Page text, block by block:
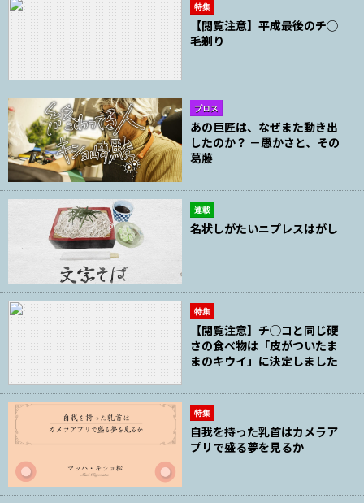
特集
【閲覧注意】平成最後のチ◯
毛剃り
ブロス
あの巨匠は、なぜまた動き出
したのか？ －愚かさと、その
葛藤
連載
名状しがたいニプレスはがし
特集
【閲覧注意】チ◯コと同じ硬
さの食べ物は「皮がついたま
まのキウイ」に決定しました
特集
自我を持った乳首はカメラア
プリで盛る夢を見るか